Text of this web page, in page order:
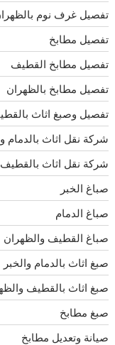
تفصيل غرف نوم
تفصيل مطابخ
تفصيل مطابخ القطيف
تفصيل مطابخ بالظهران
تفصيل وصبغ اثاث
شركة نقل اثاث بالدمام
شركة نقل اثاث بالقطيف
صباغ الخبر
صباغ الدمام
صباغ القطيف والظهران
صبغ اثاث بالدمام والخبر
صبغ اثاث بالقطيف
صبغ مطابخ
صيانة وتعديل مطابخ